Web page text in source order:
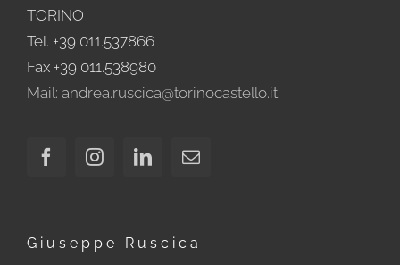
TORINO
Tel. +39 011.537866
Fax +39 011.538980
Mail: andrea.ruscica@torinocastello.it
Giuseppe Ruscica